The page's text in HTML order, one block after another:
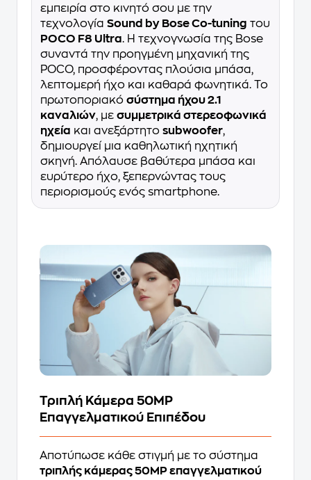
εμπειρία στο κινητό σου με την
τεχνολογία Sound by Bose Co-tuning του
POCO F8 Ultra. Η τεχνογνωσία της Bose
συναντά την προηγμένη μηχανική της
POCO, προσφέροντας πλούσια μπάσα,
λεπτομερή ήχο και καθαρά φωνητικά. Το
πρωτοποριακό σύστημα ήχου 2.1
καναλιών, με συμμετρικά στερεοφωνικά
ηχεία και ανεξάρτητο subwoofer,
δημιουργεί μια καθηλωτική ηχητική
σκηνή. Απόλαυσε βαθύτερα μπάσα και
ευρύτερο ήχο, ξεπερνώντας τους
περιορισμούς ενός smartphone.
Τριπλή Κάμερα 50MP
Επαγγελματικού Επιπέδου
Αποτύπωσε κάθε στιγμή με το σύστημα
τριπλής κάμερας 50MP επαγγελματικού